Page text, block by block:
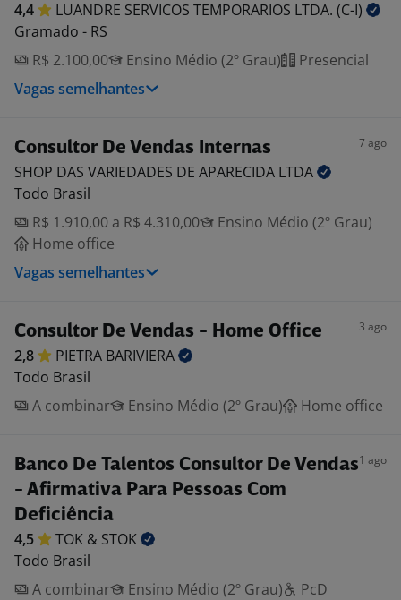
4,4 LUANDRE SERVICOS TEMPORARIOS LTDA. (C-I)
Gramado - RS
R$ 2.100,00
Ensino Médio (2º Grau)
Presencial
Vagas semelhantes
Consultor De Vendas Internas 7 ago
SHOP DAS VARIEDADES DE APARECIDA LTDA
Todo Brasil
R$ 1.910,00 a R$ 4.310,00
Ensino Médio (2º Grau)
Home office
Vagas semelhantes
Consultor De Vendas - Home Office 3 ago
2,8 PIETRA BARIVIERA
Todo Brasil
A combinar
Ensino Médio (2º Grau) Home office
Banco De Talentos Consultor De Vendas
- Afirmativa Para Pessoas Com
Deficiência
1 ago
4,5 TOK & STOK
Todo Brasil
A combinar
Ensino Médio (2º Grau)
PcD